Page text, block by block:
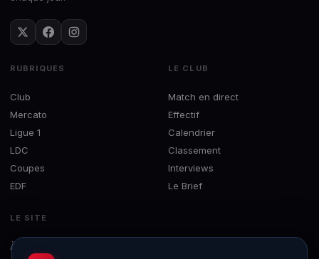
RUBRIQUES
Club
Mercato
Ligue 1
LDC
Coupes
EDF
LE CLUB
Match en direct
Effectif
Calendrier
Classement
Interviews
Le Brief
LE SITE
À propos